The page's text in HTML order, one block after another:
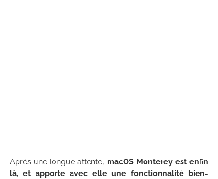
Après une longue attente, macOS Monterey est enfin
là, et apporte avec elle une fonctionnalité bien-